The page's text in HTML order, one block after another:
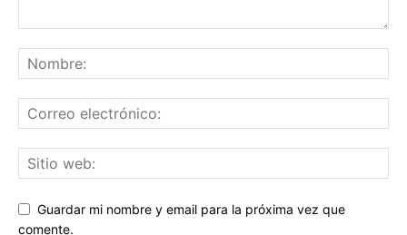
Guardar mi nombre y email para la próxima vez que
comente.